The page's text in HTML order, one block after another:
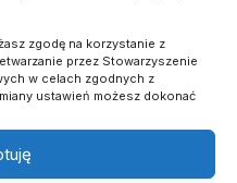
zgodę na korzystanie z
przez Stowarzyszenie
w celach zgodnych z
ustawień możesz dokonać
11
1 20 1 1 0